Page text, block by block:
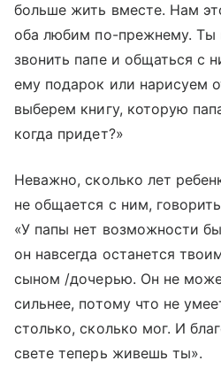
больше жить вместе. Нам
оба любим по-прежнему. Ты
звонить папе и общаться с
ему подарок или нарисуем
выберем книгу, которую
когда придет?»
Неважно, сколько лет
не общается с ним,
«У папы нет возможности
он навсегда останется
сыном /дочерью. Он не
сильнее, потому что не
столько, сколько мог. И
свете теперь живешь ты».